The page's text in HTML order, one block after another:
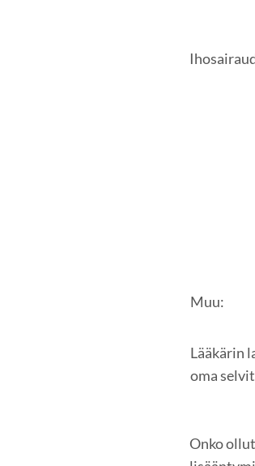
Muu:
Lääkärin
oma
Onko ollut